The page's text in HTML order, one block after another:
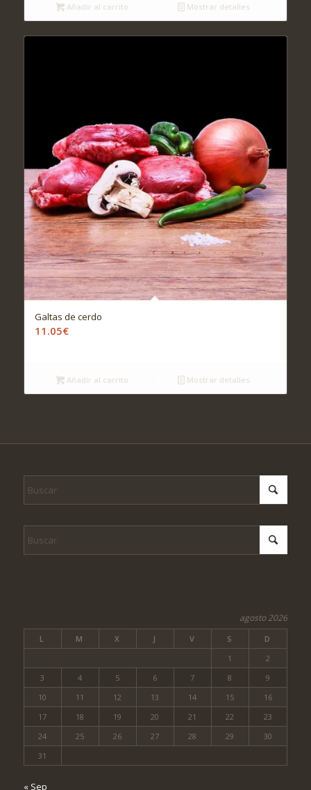
Añadir al carrito Mostrar detalles
Galtas de cerdo
11.05€
Añadir al carrito Mostrar detalles
agosto 2026
L M X J V S
D
1
2
3
4 5 6 7 8
9
10
11 12 13 14 15
16
17
18 19 20 21 22
23
24
25 26 27 28 29
30
31
« Sep